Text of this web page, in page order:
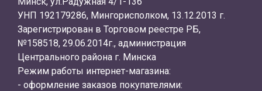
УНП 192179286, Мингорисполком, 13.12.2013 г.
Зарегистрирован в Торговом реестре РБ,
№158518, 29.06.2014г., администрация
Центрального района г. Минска
Режим работы интернет-магазина:
- оформление заказов покупателями: